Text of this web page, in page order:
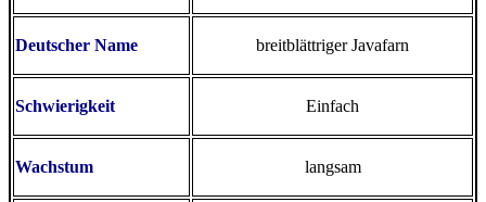
Deutscher Name breitblättriger Javafarn
Schwierigkeit Einfach
Wachstum langsam